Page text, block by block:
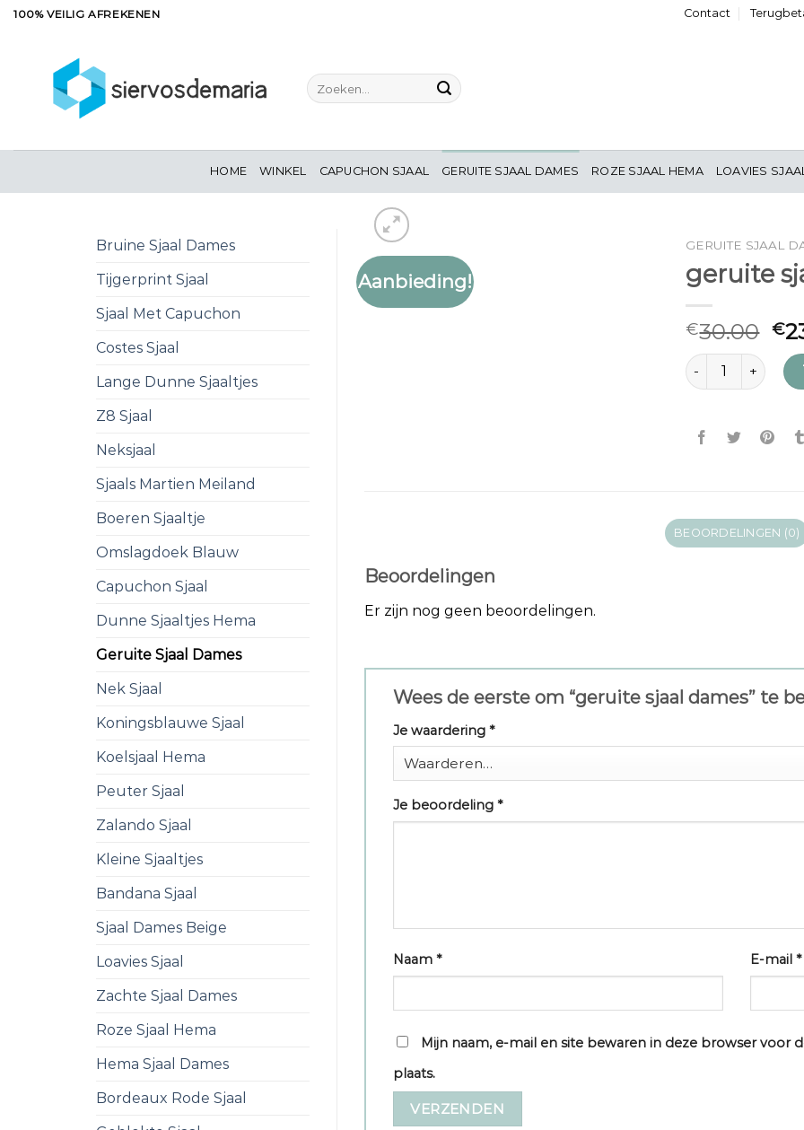
Ga100% VEILIG AFREKENEN Contact
Zoeken
naar:
HOME WINKEL CAPUCHON SJAAL GERUITE SJAAL DAMES ROZE SJAAL HEMA LOAVIES
Bruine Sjaal Dames
Tijgerprint Sjaal
Sjaal Met Capuchon
Costes Sjaal
Lange Dunne Sjaaltjes
Z8 Sjaal
Neksjaal
Sjaals Martien Meiland
Boeren Sjaaltje
Omslagdoek Blauw
Capuchon Sjaal
Dunne Sjaaltjes Hema
Geruite Sjaal Dames
Nek Sjaal
Koningsblauwe Sjaal
Koelsjaal Hema
Peuter Sjaal
Zalando Sjaal
Kleine Sjaaltjes
Bandana Sjaal
Sjaal Dames Beige
Loavies Sjaal
Zachte Sjaal Dames
Roze Sjaal Hema
Hema Sjaal Dames
Bordeaux Rode Sjaal
Aanbieding!
GERUITE SJAAL
geruite
€30.00 €
geruite sjaal
BEOORDELINGEN (0)
Beoordelingen
Er zijn nog geen beoordelingen.
Wees de eerste om “geruite sjaal dames” te
Je waardering *
Je beoordeling *
Naam * E-mail*
Mijn naam, e-mail en site bewaren in deze browser voor
plaats.